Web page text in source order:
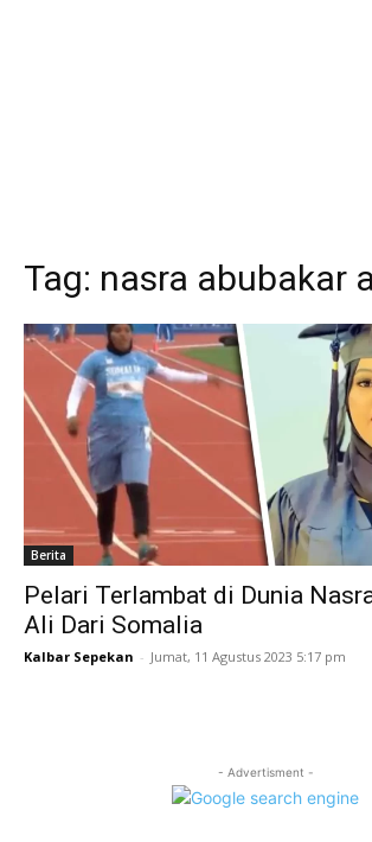
Tag: nasra abubakar
Berita
Pelari Terlambat di Dunia
Ali Dari Somalia
Kalbar Sepekan - Jumat, 11 Agustus 2023 5:17 pm
- Advertisment -